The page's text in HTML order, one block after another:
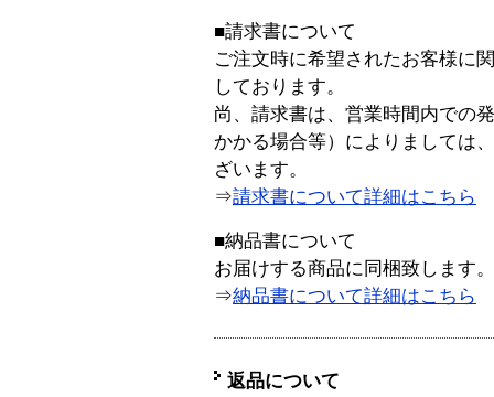
■請求書について
ご注文時に希望されたお客様に
しております。
尚、請求書は、営業時間内での
かかる場合等）によりましては
ざいます。
⇒請求書について詳細はこちら
■納品書について
お届けする商品に同梱致します。
⇒納品書について詳細はこちら
返品について